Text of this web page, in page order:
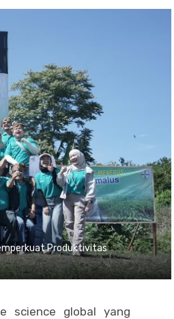
Produktivitas
science global yang